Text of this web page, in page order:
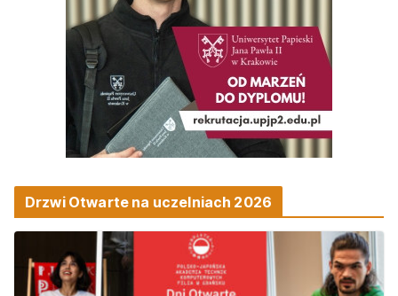
Drzwi Otwarte na uczelniach 2026